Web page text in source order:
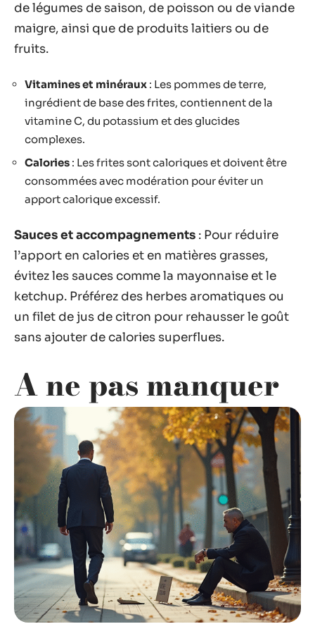
de légumes de saison, de poisson ou de viande
maigre, ainsi que de produits laitiers ou de
fruits.
Vitamines et minéraux : Les pommes de terre,
ingrédient de base des frites, contiennent de la
vitamine C, du potassium et des glucides
complexes.
Calories : Les frites sont caloriques et doivent être
consommées avec modération pour éviter un
apport calorique excessif.
Sauces et accompagnements : Pour réduire
l’apport en calories et en matières grasses,
évitez les sauces comme la mayonnaise et le
ketchup. Préférez des herbes aromatiques ou
un filet de jus de citron pour rehausser le goût
sans ajouter de calories superflues.
A ne pas manquer